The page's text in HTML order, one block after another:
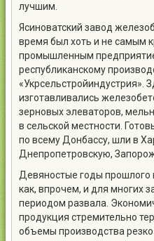
лучшим.
Ясиноватский завод
время был хоть и не самым
промышленным
республиканскому
«Укрсельстройиндустрия».
изготавливались
зерновых элеваторов,
в сельской местности.
по всему Донбассу, шли в
Днепропетровскую,
Девяностые годы прошлого
как, впрочем, и для многих
периодом развала.
продукция стремительно
объемы производства